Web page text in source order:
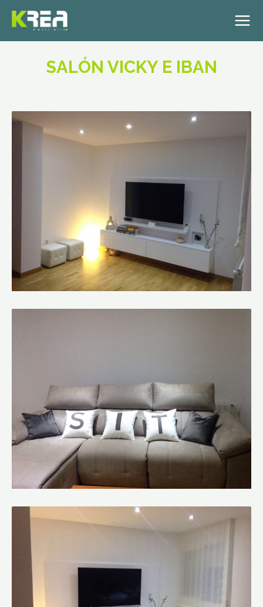
SALÓN VICKY E IBAN